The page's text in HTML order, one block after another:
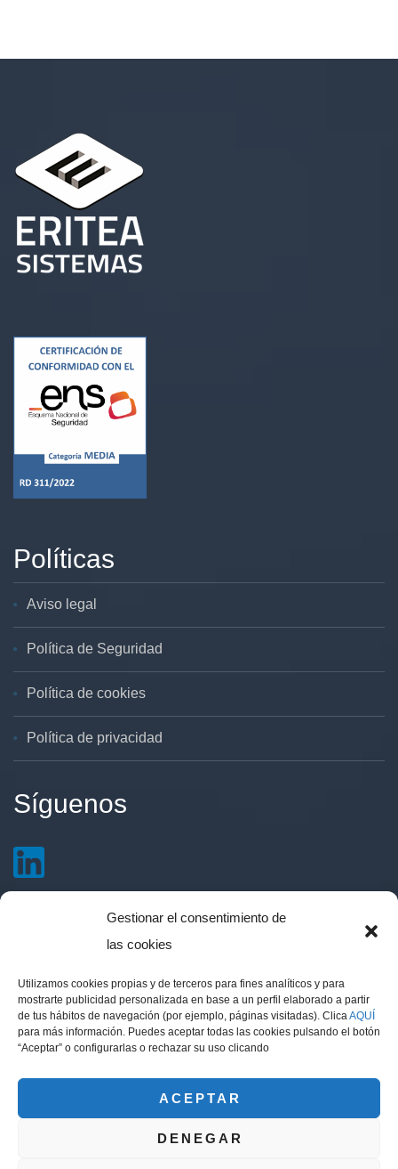
Gestionar el consentimiento de
las cookies
Utilizamos cookies propias y de terceros para fines analíticos y para
mostrarte publicidad personalizada en base a un perfil elaborado a partir
de tus hábitos de navegación (por ejemplo, páginas visitadas). ClicaAQUÍ
para más información. Puedes aceptar todas las cookies pulsando el botón
“Aceptar” o configurarlas o rechazar su uso clicando
ACEPTAR
DENEGAR
Políticas
Aviso legal
Política de Seguridad
Política de cookies
Política de privacidad
Síguenos
Contacto
Avd. 14 de Abril 51, local. 11510 Puerto Real,
Cádiz
info@eritea.es
(+34) 856 211 442